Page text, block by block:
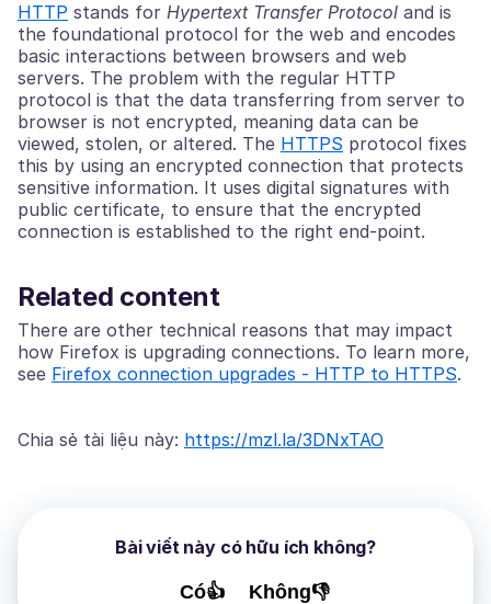
HTTP stands for Hypertext Transfer Protocol and is
the foundational protocol for the web and encodes
basic interactions between browsers and web
servers. The problem with the regular HTTP
protocol is that the data transferring from server to
browser is not encrypted, meaning data can be
viewed, stolen, or altered. The HTTPS protocol fixes
this by using an encrypted connection that protects
sensitive information. It uses digital signatures with
public certificate, to ensure that the encrypted
connection is established to the right end-point.
Related content
There are other technical reasons that may impact
how Firefox is upgrading connections. To learn more,
see Firefox connection upgrades - HTTP to HTTPS.
Chia sẻ tài liệu này: https://mzl.la/3DNxTAO
Bài viết này có hữu ích không?
Có👍 Không👎